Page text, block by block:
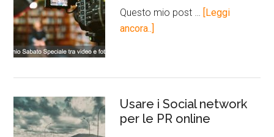
Questo mio post …
[Leggi
ancora..]
Usare i Social network
per le PR online